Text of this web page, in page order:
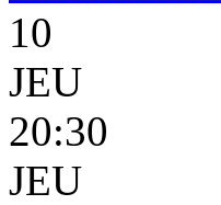
10
JEU
20:30
JEU